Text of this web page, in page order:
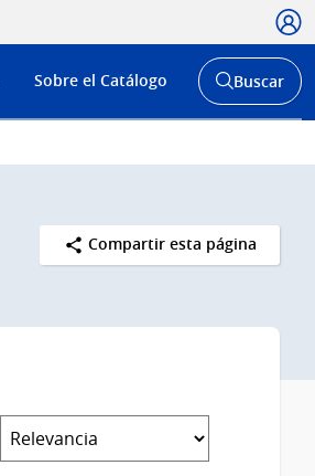
Menú
de
Sobre el Catálogo
Abrir
buscador
Buscar
Compartir esta página